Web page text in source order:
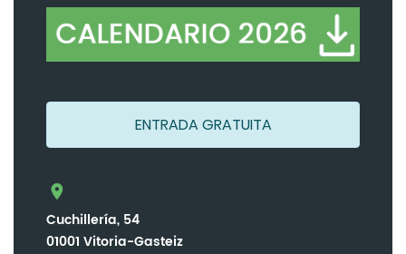
ENTRADA GRATUITA
Cuchillería, 54
01001 Vitoria-Gasteiz